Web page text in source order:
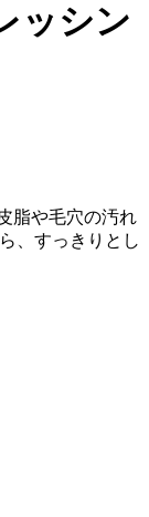
ッシン
脂や毛穴の汚れ
、すっきりとし